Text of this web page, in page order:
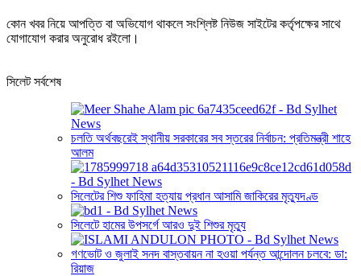
কোন খবর নিয়ে আপত্তি বা অভিযোগ থাকলে সংশ্লিষ্ট নিউজ সাইটের কর্তৃপক্ষের সাথে
যোগাযোগ করার অনুরোধ রইলো।
সিলেট সর্বশেষ
চলতি অর্থবছরেই স্থানীয় সরকারের সব স্তরের নির্বাচন: প্রতিমন্ত্রী শাহে
আলম
সিলেটের শিশু ফাহিমা হত্যায় প্রধান আসামি জাকিরের মৃত্যুদণ্ড
সিলেটে হামের উপসর্গে আরও দুই শিশুর মৃত্যু
গণভোট ও জুলাই সনদ বাস্তবায়ন না হওয়া পর্যন্ত আন্দোলন চলবে: ডা:
রিয়াজ